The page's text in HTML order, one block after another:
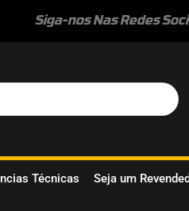
Siga-nos Nas Redes
Técnicas Seja um